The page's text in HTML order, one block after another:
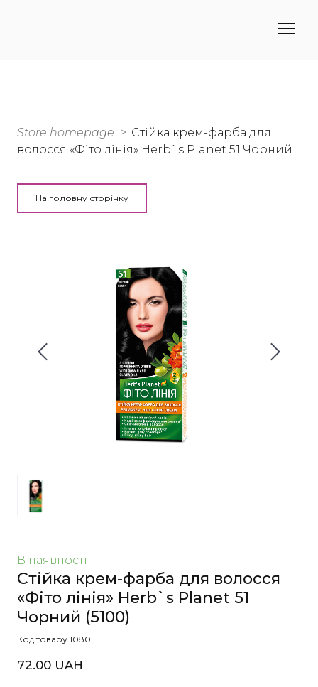
Store homepage
Стійка крем-фарба для
волосся «Фіто лінія» Herb`s Planet 51 Чорний
На головну сторінку
В наявності
Стійка крем-фарба для волосся
«Фіто лінія» Herb`s Planet 51
Чорний (5100)
Код товару 1080
72.00 UAH